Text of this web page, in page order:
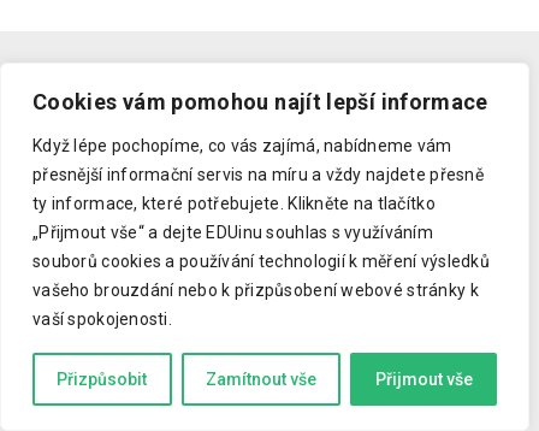
Cookies vám pomohou najít lepší informace
Když lépe pochopíme, co vás zajímá, nabídneme vám
přesnější informační servis na míru a vždy najdete přesně
ty informace, které potřebujete.
Klikněte na tlačítko
„Přijmout vše“ a dejte EDUinu souhlas s využíváním
souborů cookies a používání technologií k měření výsledků
vašeho brouzdání nebo k přizpůsobení webové stránky k
vaší spokojenosti.
Přizpůsobit Zamítnout vše Přijmout vše
ze světa vzdělávání
ODEBÍRAT BEDUIN